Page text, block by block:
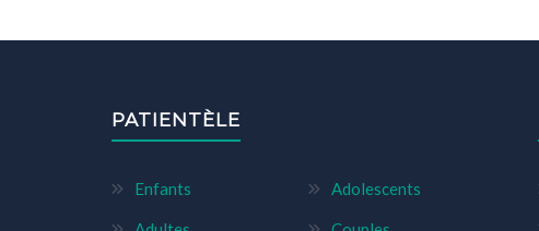
PATIENTÈLE
Enfants Adolescents